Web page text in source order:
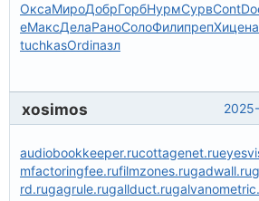
ОксаМироДобрГорбНурмСурвCont
eМаксДелаРаноСолоФилипрепХице
tuchkasOrdiпазл
xosimos
audiobookkeeper.rucottagenet.ru
mfactoringfee.rufilmzones.rugadwall.ru
rd.rugagrule.rugallduct.ru